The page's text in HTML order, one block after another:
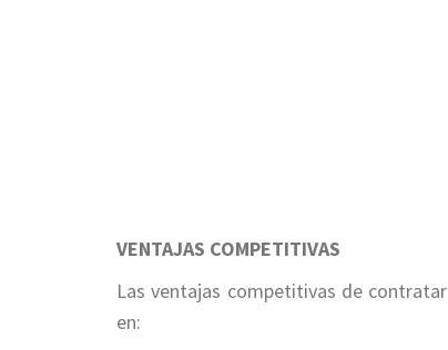
VENTAJAS COMPETITIVAS
Las ventajas competitivas de
en: